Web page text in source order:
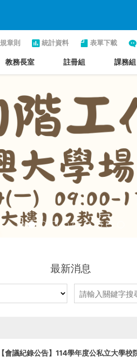
章則 統計資料 表單下載
教務長室 註冊組 課務組
最新消息
【會議紀錄公告】114學年度公私立大學